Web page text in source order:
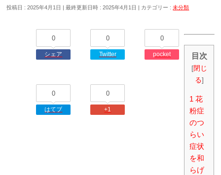
投稿日 : 2025年4月1日 最終更新日時 : 2025年4月1日 カテゴリー :未分類
0
シェア
0
Twitter
0
pocket
0
はてブ
0
+1
目次
[閉じ
る]
1 花
粉症
のつ
らい
症状
を和
らげ